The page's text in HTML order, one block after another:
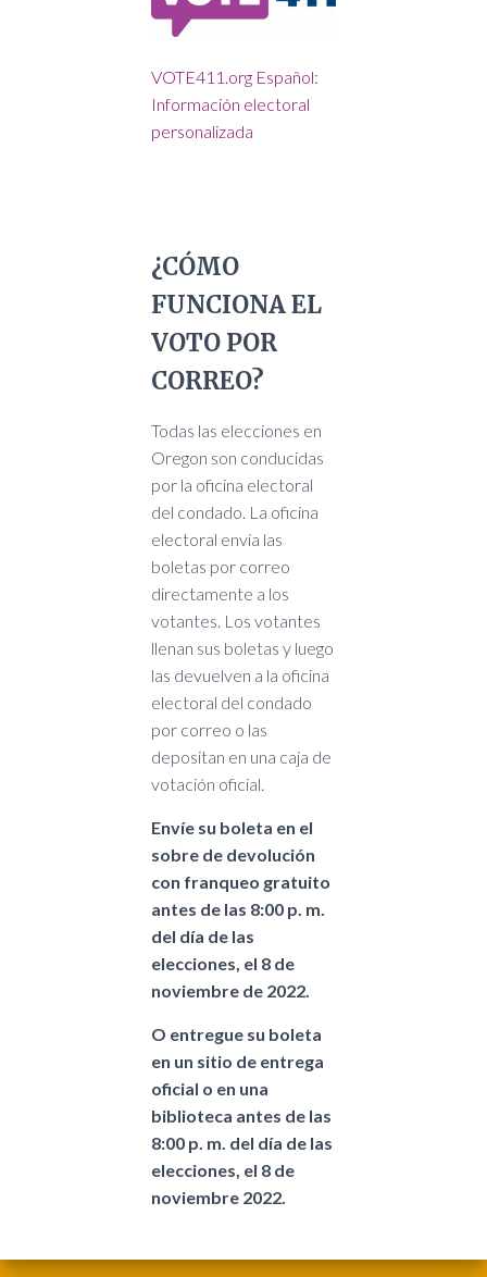
VOTE411.org Español:
Información electoral
personalizada
¿CÓMO
FUNCIONA EL
VOTO POR
CORREO?
Todas las elecciones en
Oregon son conducidas
por la oficina electoral
del condado. La oficina
electoral envía las
boletas por correo
directamente a los
votantes. Los votantes
llenan sus boletas y luego
las devuelven a la oficina
electoral del condado
por correo o las
depositan en una caja de
votación oficial.
Envíe su boleta en el
sobre de devolución
con franqueo gratuito
antes de las 8:00 p. m.
del día de las
elecciones, el 8 de
noviembre de 2022.
O entregue su boleta
en un sitio de entrega
oficial o en una
biblioteca antes de las
8:00 p. m. del día de las
elecciones, el 8 de
noviembre 2022.